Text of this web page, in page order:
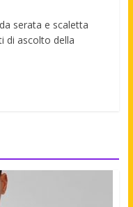
serata e scaletta
di ascolto della